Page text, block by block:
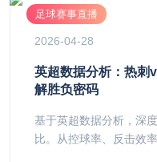
足球赛事直播
2026-04-28
英超数据分析：热刺
解胜负密码
基于英超数据分析，深
比。从控球率、反击效率